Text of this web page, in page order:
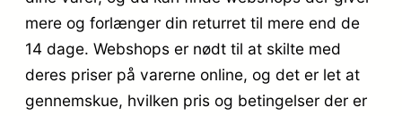
mere og forlænger din returret til mere end de
14 dage. Webshops er nødt til at skilte med
deres priser på varerne online, og det er let at
gennemskue, hvilken pris og betingelser der er